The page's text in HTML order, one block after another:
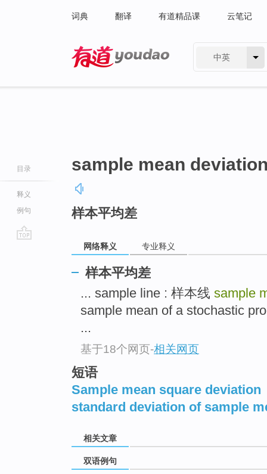
词典 翻译 有道精品课 云笔记
中英
目录
释义
例句
sample mean
样本平均差
网络释义 专业释义
样本平均差
... sample line : 样本线 sample
sample mean of a stochastic
...
基于18个网页-相关网页
短语
Sample mean square deviation
standard deviation of sample
相关文章
双语例句